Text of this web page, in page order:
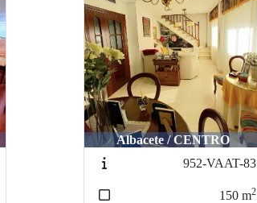
Albacete / CENTRO
1019-VPAB4-372
200m2